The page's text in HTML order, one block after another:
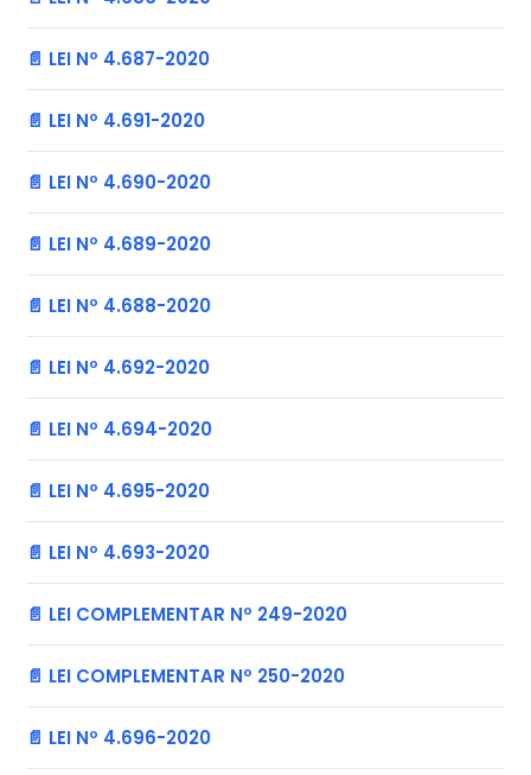
📄 LEI Nº 4.687-2020
📄 LEI Nº 4.691-2020
📄 LEI Nº 4.690-2020
📄 LEI Nº 4.689-2020
📄 LEI Nº 4.688-2020
📄 LEI Nº 4.692-2020
📄 LEI Nº 4.694-2020
📄 LEI Nº 4.695-2020
📄 LEI Nº 4.693-2020
📄 LEI COMPLEMENTAR Nº 249-2020
📄 LEI COMPLEMENTAR Nº 250-2020
📄 LEI Nº 4.696-2020